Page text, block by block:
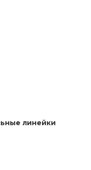
линейки